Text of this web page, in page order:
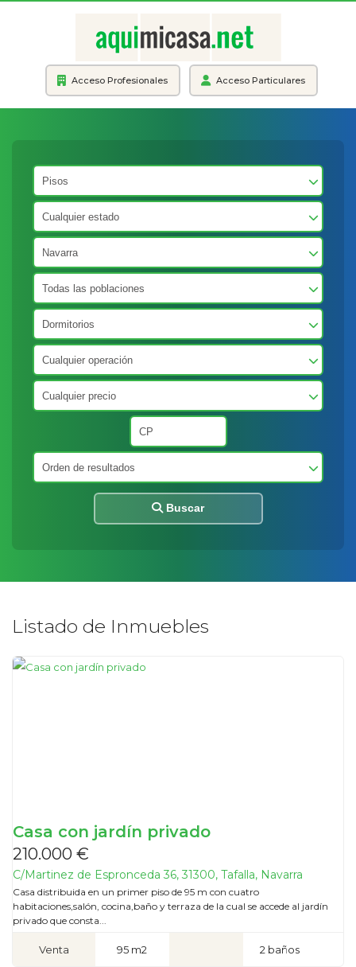
Acceso Profesionales Acceso Particulares
Buscar
Listado de Inmuebles
Casa con jardín privado
210.000 €
C/Martinez de Espronceda 36, 31300, Tafalla, Navarra
Casa distribuida en un primer piso de 95 m con cuatro
habitaciones,salón, cocina,baño y terraza de la cual se accede al jardín
privado que consta...
Venta 95 m2 2 baños